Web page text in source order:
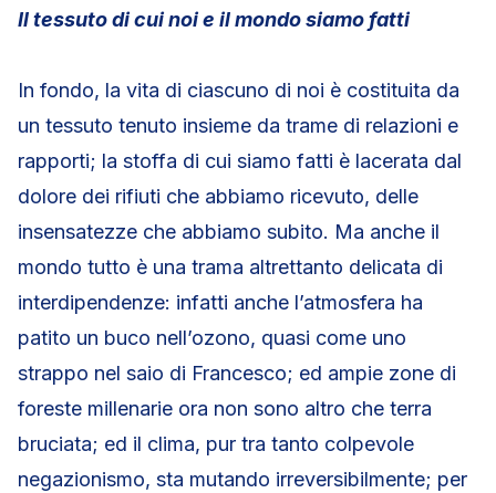
Il tessuto di cui noi e il mondo siamo fatti
In fondo, la vita di ciascuno di noi è costituita da
un tessuto tenuto insieme da trame di relazioni e
rapporti; la stoffa di cui siamo fatti è lacerata dal
dolore dei rifiuti che abbiamo ricevuto, delle
insensatezze che abbiamo subito. Ma anche il
mondo tutto è una trama altrettanto delicata di
interdipendenze: infatti anche l’atmosfera ha
patito un buco nell’ozono, quasi come uno
strappo nel saio di Francesco; ed ampie zone di
foreste millenarie ora non sono altro che terra
bruciata; ed il clima, pur tra tanto colpevole
negazionismo, sta mutando irreversibilmente; per